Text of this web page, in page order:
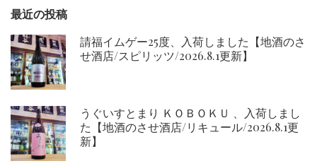
最近の投稿
請福イムゲー25度、入荷しました【地酒のさ
せ酒店/スピリッツ/2026.8.1更新】
うぐいすとまり ＫＯＢＯＫＵ 、入荷しまし
た【地酒のさせ酒店/リキュール/2026.8.1更
新】